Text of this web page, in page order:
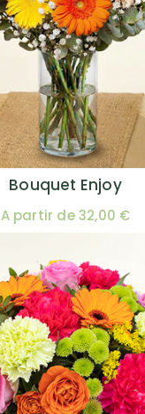
Bouquet Enjoy
A partir de 32,00 €